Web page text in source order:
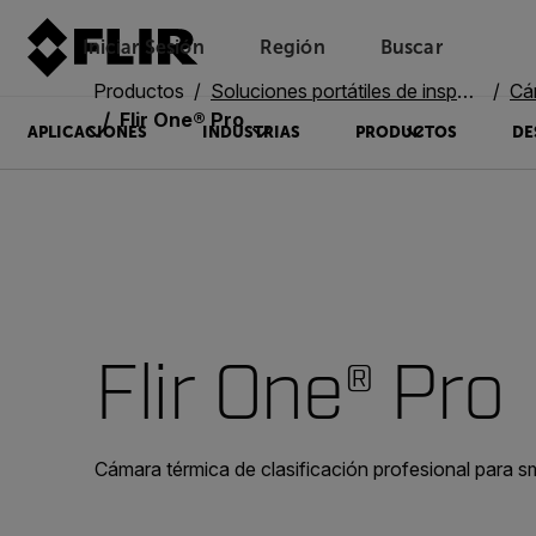
Iniciar Sesión Región Buscar
APLICACIONES INDUSTRIAS PRODUCTOS
Productos Soluciones portátiles de inspección
Flir One® Pro
Flir One® Pro
Cámara térmica de clasificación profesional para